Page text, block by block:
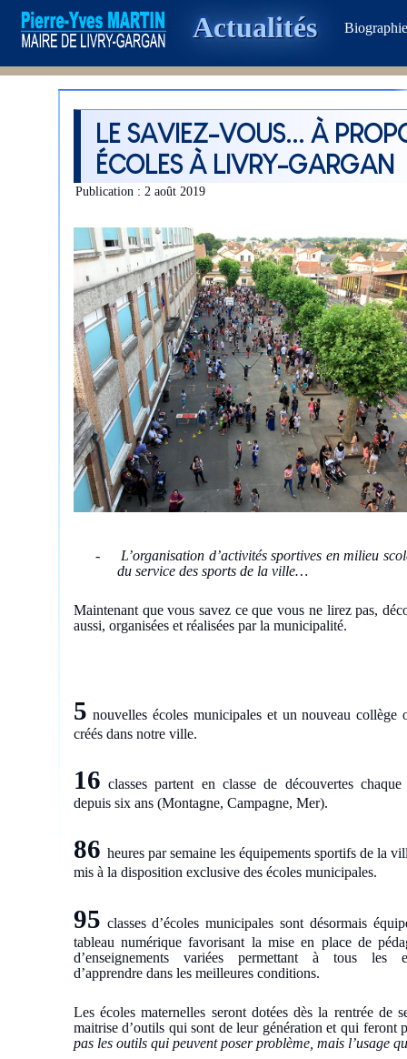
Actualités Biographie
LE SAVIEZ-VOUS... À
ÉCOLES À LIVRY-GARGAN
Publication : 2 août 2019
-
L’organisation d’activités sportives en milieu
du service des sports de la ville…
Maintenant que vous savez ce que vous ne lirez pas,
aussi, organisées et réalisées par la municipalité.
5 nouvelles écoles municipales et un nouveau collège
créés dans notre ville.
16 classes partent en classe de découvertes chaque
depuis six ans (Montagne, Campagne, Mer).
86 heures par semaine les équipements sportifs de la
mis à la disposition exclusive des écoles municipales.
95 classes d’écoles municipales sont désormais
tableau numérique favorisant la mise en place de
d’enseignements variées permettant à tous les
d’apprendre dans les meilleures conditions.
Les écoles maternelles seront dotées dès la rentrée de
maitrise d’outils qui sont de leur génération et qui
pas les outils qui peuvent poser problème, mais l’usage